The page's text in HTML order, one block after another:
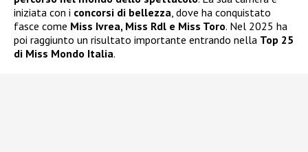
iniziata con i concorsi di bellezza, dove ha conquistato
fasce come Miss Ivrea, Miss Rdl e Miss Toro. Nel 2025 ha
poi raggiunto un risultato importante entrando nella Top 25
di Miss Mondo Italia.